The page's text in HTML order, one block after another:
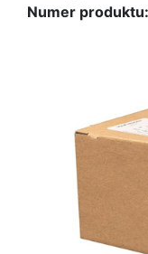
Numer produktu: